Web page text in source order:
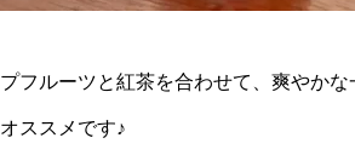
フルーツと紅茶を合わせて、爽やかな
ススメです♪